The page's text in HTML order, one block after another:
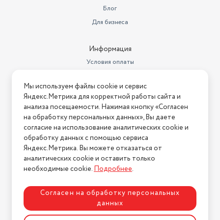
защита от детей
78 кг
Мощность замораживания
12 кг/сут
Количество компрессоров
1
Энергопотребление
376 кВтч/год
Материал полок
стекло
Тип управления
электронное
Особенности конструкции
дисплей
суперзаморозка,
суперохлаждение
Управление со смартфона
нет
Блог
Для бизнеса
Информация
Условия оплаты
Условия возврата
Нашли ошибку на сайте? Напишите нам
2026 © Интернет-магазин "АстМаркет". У нас есть всё!
Политика конфиденциальности
Разработка сайтаASTDESIGN
Мы используем файлы cookie и сервис
Яндекс.Метрика для корректной работы сайта и
анализа посещаемости. Нажимая кнопку «Согласен
на обработку персональных данных», Вы даете
согласие на использование аналитических cookie и
обработку данных с помощью сервиса
Яндекс.Метрика. Вы можете отказаться от
аналитических cookie и оставить только
необходимые cookie.Подробнее.
Согласен на обработку персональных
данных